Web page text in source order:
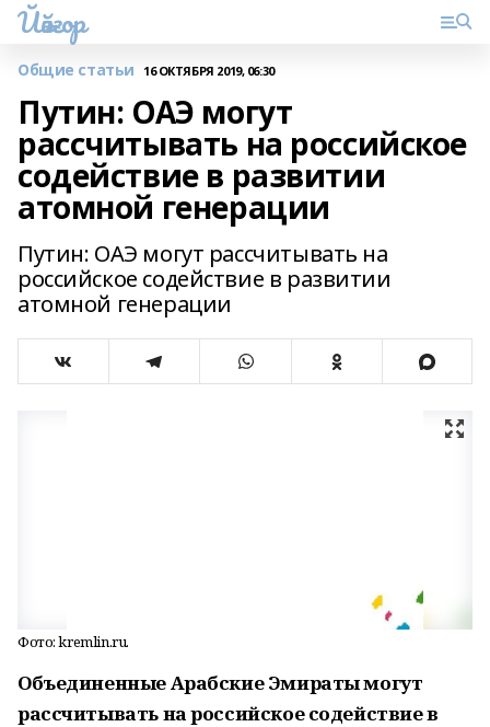
Йәйғор
Общие статьи 16 ОКТЯБРЯ 2019, 06:30
Путин: ОАЭ могут
рассчитывать на российское
содействие в развитии
атомной генерации
Путин: ОАЭ могут рассчитывать на
российское содействие в развитии
атомной генерации
Фото: kremlin.ru.
Объединенные Арабские Эмираты могут
рассчитывать на российское содействие в